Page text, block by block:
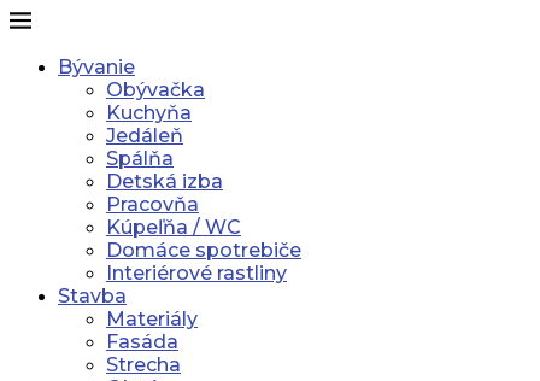
Bývanie
Obývačka
Kuchyňa
Jedáleň
Spálňa
Detská izba
Pracovňa
Kúpeľňa / WC
Domáce spotrebiče
Interiérové rastliny
Stavba
Materiály
Fasáda
Strecha